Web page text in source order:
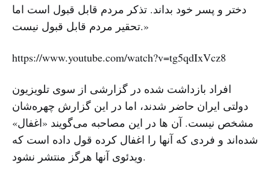
دختر و پسر خود بداند. تذکر مردم قابل قبول است اما
تحقیر مردم قابل قبول نیست.»
https://www.youtube.com/watch?v=tg5qdIxVcz8
افراد بازداشت شده در گزارشی از سوی تلویزیون
دولتی ایران حاضر شدند، اما در این گزارش چهره‌شان
مشخص نیست. آن ها در این مصاحبه می‌گویند «اغفال»
شده‌اند و فردی که آنها را اغفال کرده قول داده است که
ویدئوی آنها هرگز منتشر نشود.